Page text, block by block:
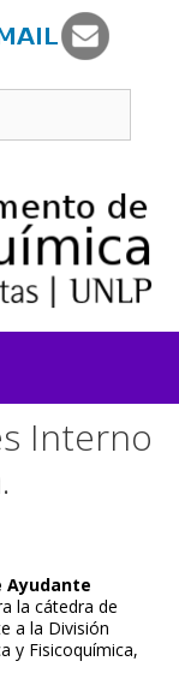
Interno
Ayudante
la cátedra de
a la División
y Fisicoquímica,